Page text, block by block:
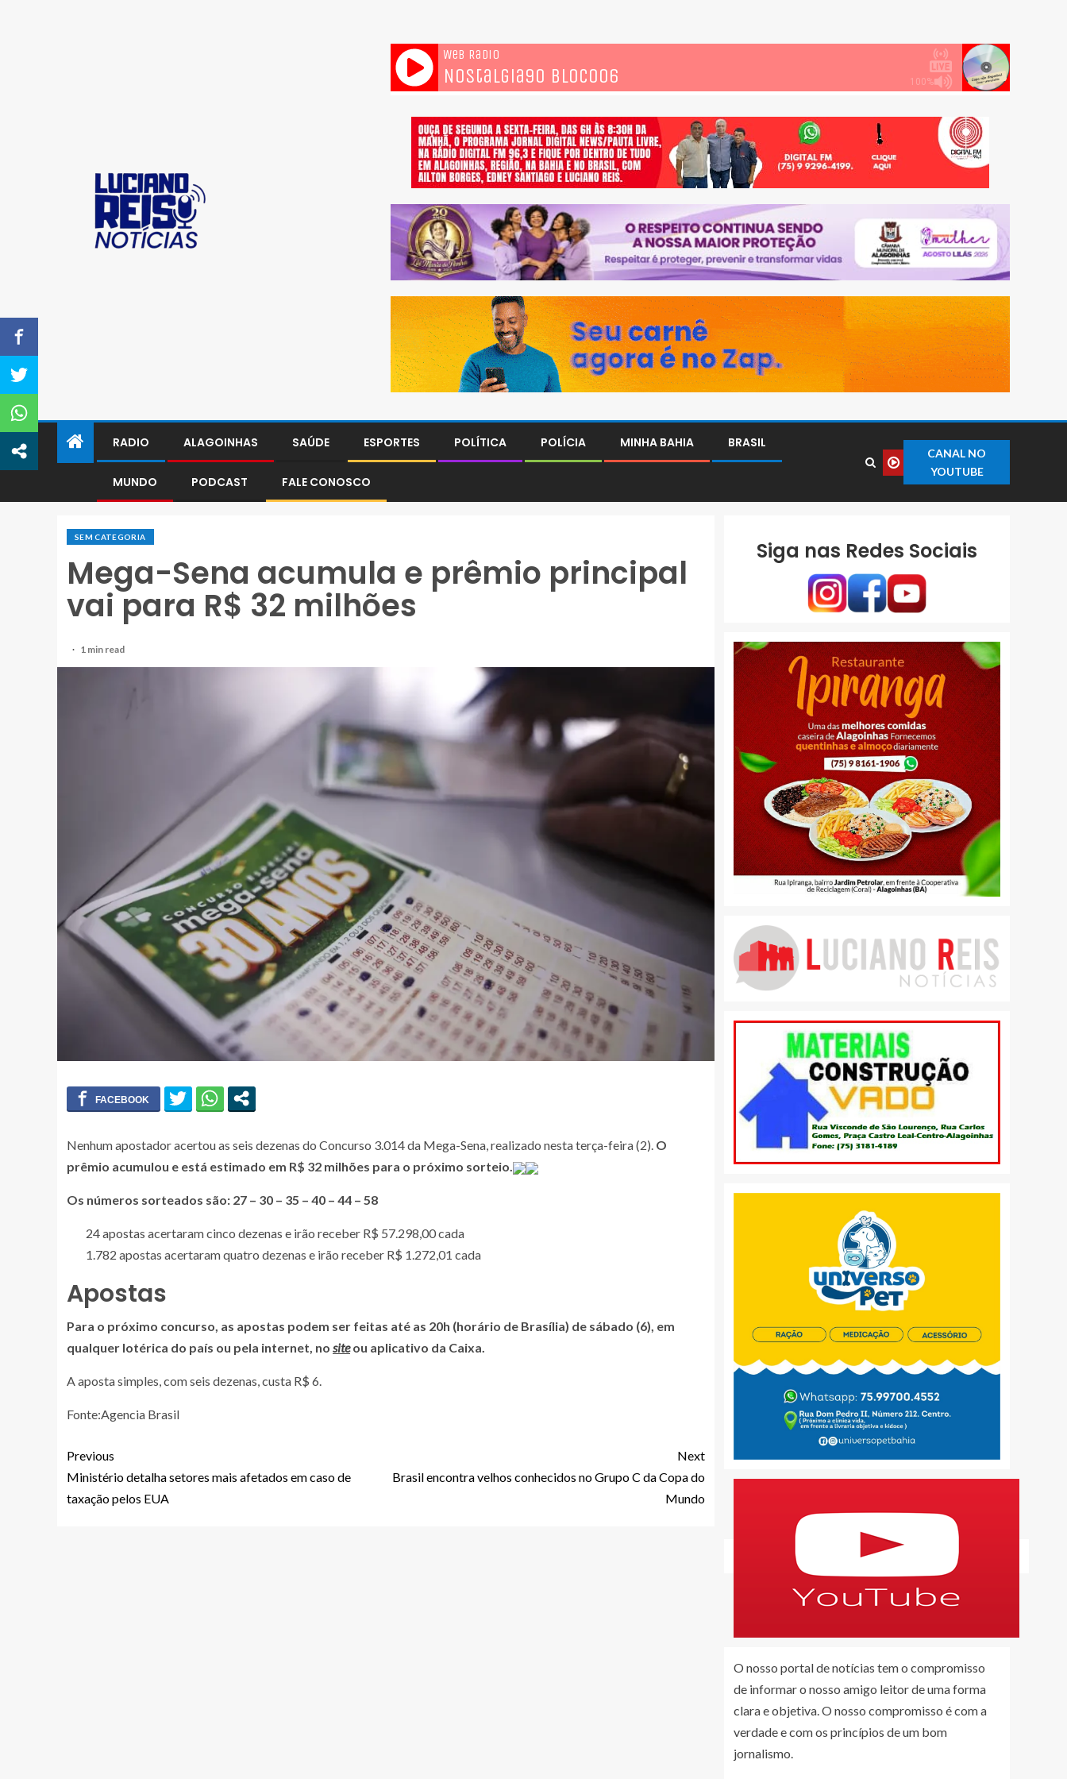
RADIO ALAGOINHAS SAÚDE ESPORTES POLÍTICA POLÍCIA MINHA BAHIA BRASIL
MUNDO PODCAST FALE CONOSCO
CANAL NO
YOUTUBE
SEM CATEGORIA
Mega-Sena acumula e prêmio principal
vai para R$ 32 milhões
1 min read
Nenhum apostador acertou as seis dezenas do Concurso 3.014 da Mega-Sena, realizado nesta terça-feira (2). O
prêmio acumulou e está estimado em R$ 32 milhões para o próximo sorteio.
Os números sorteados são: 27 – 30 – 35 – 40 – 44 – 58
24 apostas acertaram cinco dezenas e irão receber R$ 57.298,00 cada
1.782 apostas acertaram quatro dezenas e irão receber R$ 1.272,01 cada
Apostas
Para o próximo concurso, as apostas podem ser feitas até as 20h (horário de Brasília) de sábado (6), em
qualquer lotérica do país ou pela internet, no siteou aplicativo da Caixa.
A aposta simples, com seis dezenas, custa R$ 6.
Fonte:Agencia Brasil
Previous
Ministério detalha setores mais afetados em caso de
taxação pelos EUA
Next
Brasil encontra velhos conhecidos no Grupo C da Copa do
Mundo
Siga nas Redes Sociais
O nosso portal de notícias tem o compromisso
de informar o nosso amigo leitor de uma forma
clara e objetiva. O nosso compromisso é com a
verdade e com os princípios de um bom
jornalismo.